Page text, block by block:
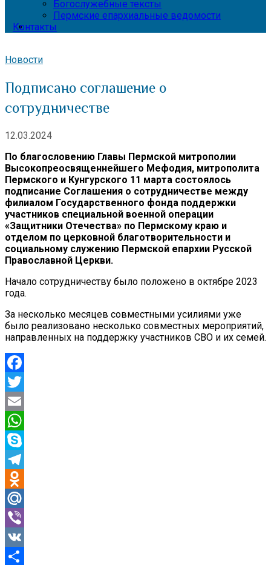
Богослужебные тексты
Пермские епархиальные ведомости
Контакты
Новости
Подписано соглашение о
сотрудничестве
12.03.2024
По благословению Главы Пермской митрополии
Высокопреосвященнейшего Мефодия, митрополита
Пермского и Кунгурского 11 марта состоялось
подписание Соглашения о сотрудничестве между
филиалом Государственного фонда поддержки
участников специальной военной операции
«Защитники Отечества» по Пермскому краю и
отделом по церковной благотворительности и
социальному служению Пермской епархии Русской
Православной Церкви.
Начало сотрудничеству было положено в октябре 2023
года.
За несколько месяцев совместными усилиями уже
было реализовано несколько совместных мероприятий,
направленных на поддержку участников СВО и их семей.
Facebook
Twitter
Email
WhatsApp
Skype
Telegram
Odnoklassniki
Mail.Ru
Viber
VK